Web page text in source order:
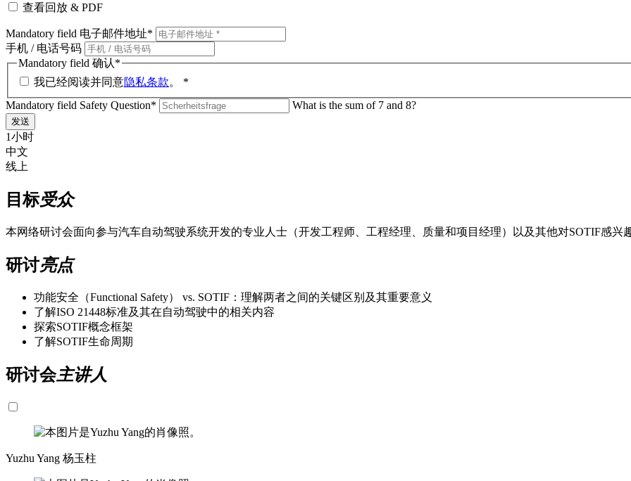
查看回放 & PDF
Mandatory field 电子邮件地址*
手机 / 电话号码
Mandatory field 确认*
我已经阅读并同意隐私条款。 *
Mandatory field Safety Question* What is the sum of 7 and 8?
发送
1小时
中文
线上
目标受众
本网络研讨会面向参与汽车自动驾驶系统开发的专业人士（开发工程师、工程经理、质量和项目经理）以及其他对SOTIF感兴
研讨亮点
功能安全（Functional Safety） vs. SOTIF：理解两者之间的关键区别及其重要意义
了解ISO 21448标准及其在自动驾驶中的相关内容
探索SOTIF概念框架
了解SOTIF生命周期
研讨会主讲人
Yuzhu Yang 杨玉柱